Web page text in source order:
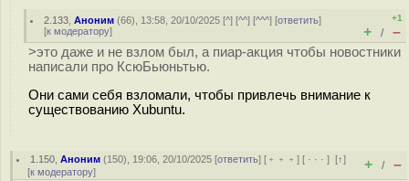
2.133 ,Аноним (66), 13:58, 20/10/2025 [^] [^^] [^^^] [ответить]
[к модератору]
+1
+ / –
>это даже и не взлом был, а пиар-акция чтобы новостники
написали про КсюБьюньтью.
Они сами себя взломали, чтобы привлечь внимание к
существованию Xubuntu.
1.150 ,Аноним (150), 19:06, 20/10/2025 [ответить] [ ﹢﹢﹢] [ · · ·][↑]
[к модератору] + / –